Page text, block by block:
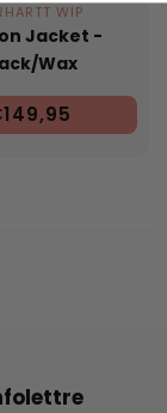
WIP
Jacket -
Wax